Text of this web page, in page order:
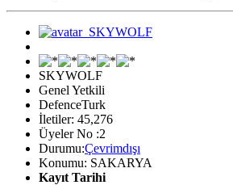
SKYWOLF
Genel Yetkili
DefenceTurk
İletiler: 45,276
Üyeler No :2
Durumu:Çevrimdışı
Konumu: SAKARYA
Kayıt Tarihi